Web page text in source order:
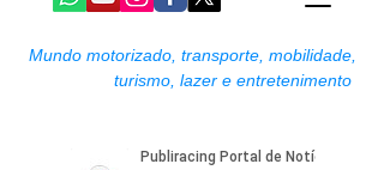
Mundo motorizado, transporte, mobilidade,
turismo, lazer e entretenimento